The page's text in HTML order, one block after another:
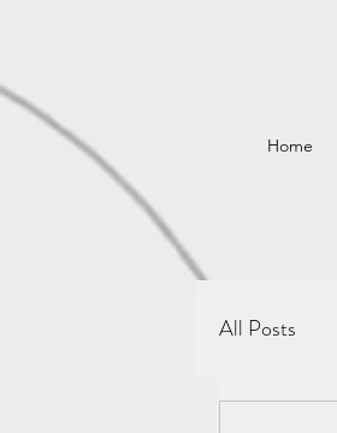
Home
All Posts